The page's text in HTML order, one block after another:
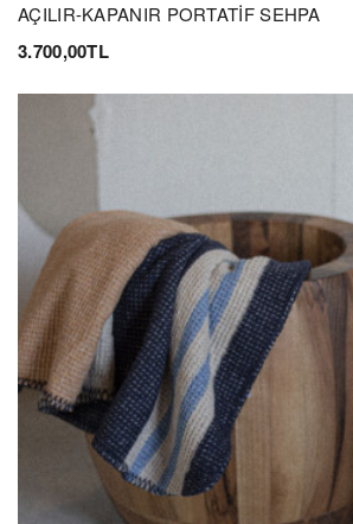
AÇILIR-KAPANIR PORTATİF SEHPA
3.700,00TL